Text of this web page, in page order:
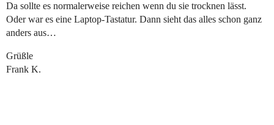
Da sollte es normalerweise reichen wenn du sie trocknen lässt.
Oder war es eine Laptop-Tastatur. Dann sieht das alles schon ganz
anders aus…
Grüßle
Frank K.